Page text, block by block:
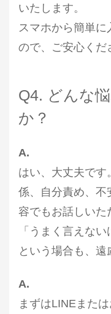
いたします。
スマホから簡単
ので、ご安心くだ
Q4. どんな
か？
A.
はい、大丈夫です
係、自分責め、不
容でもお話しいた
「うまく言えな
という場合も、遠
A.
まずはLINEまた